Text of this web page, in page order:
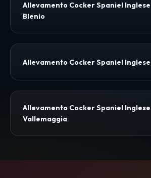
Allevamento Cocker Spaniel
Blenio
Allevamento Cocker Spaniel
Allevamento Cocker Spaniel Inglese
Vallemaggia